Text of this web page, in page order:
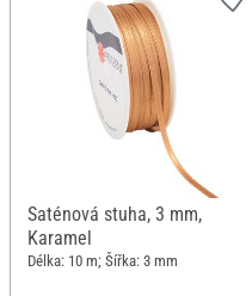
Saténová stuha, 3 mm,
Karamel
Délka: 10 m; Šířka: 3 mm